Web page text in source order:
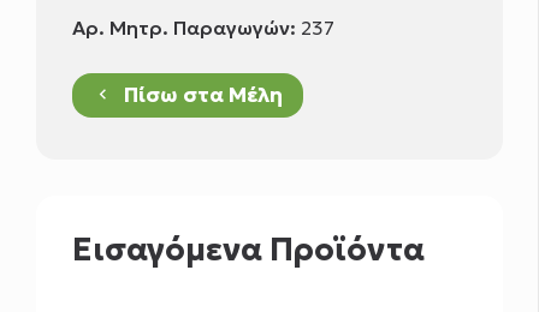
Αρ. Μητρ. Παραγωγών: 237
keyboard_arrow_left Πίσω στα Μέλη
Εισαγόμενα Προϊόντα